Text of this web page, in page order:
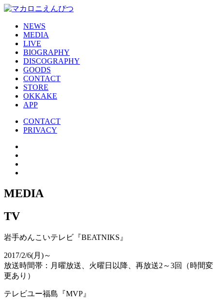
NEWS
MEDIA
LIVE
BIOGRAPHY
DISCOGRAPHY
GOODS
CONTACT
STORE
OKKAKE
APP
CONTACT
PRIVACY
MEDIA
TV
岩手めんこいテレビ『BEATNIKS』
2017/2/6(月)～
放送時間帯：月曜放送、火曜日以降、再放送2～3回（時間変
更あり）
テレビユー福島『MVP』